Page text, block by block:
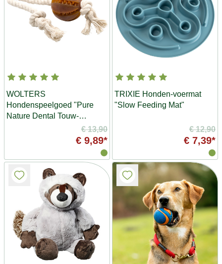
WOLTERS
Hondenspeelgoed "Pure
Nature Dental Touw-
€ 13,90
€ 9,89*
TRIXIE Honden-voermat
"Slow Feeding Mat"
€ 12,90
€ 7,39*